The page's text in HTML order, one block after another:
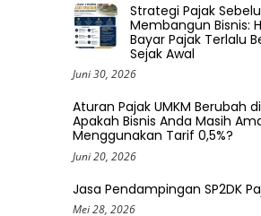
Strategi Pajak
Membangun Bisnis:
Bayar Pajak Terlalu
Sejak Awal
Juni 30, 2026
Aturan Pajak UMKM Berubah
Apakah Bisnis Anda Masih
Menggunakan Tarif 0,5%?
Juni 20, 2026
Jasa Pendampingan SP2DK
Mei 28, 2026